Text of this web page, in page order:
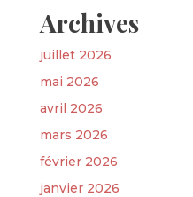
Archives
juillet 2026
mai 2026
avril 2026
mars 2026
février 2026
janvier 2026